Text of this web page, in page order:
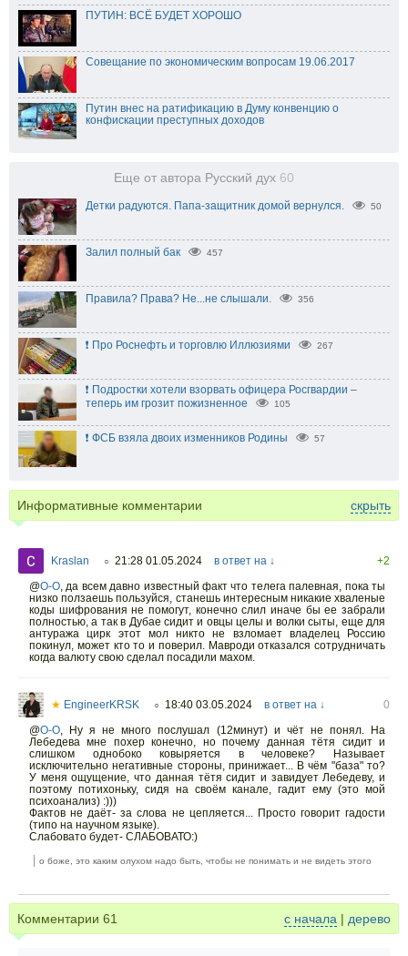
ПУТИН: ВСЁ БУДЕТ ХОРОШО
Совещание по экономическим вопросам 19.06.2017
Путин внес на ратификацию в Думу конвенцию о
конфискации преступных доходов
Еще от автора Русский дух 60
Детки радуются. Папа-защитник домой вернулся. 50
Залил полный бак⁠ 457
Правила? Права? Не...не слышали. 356
❗️ Про Роснефть и торговлю Иллюзиями⁠⁠ 267
❗️ Подростки хотели взорвать офицера Росгвардии –
теперь им грозит пожизненное
105
❗️ ФСБ взяла двоих изменников Родины 57
Информативные комментарии скрыть
Kraslan ○ 21:28 01.05.2024 в ответ на ↓
+2
@O-O, да всем давно известный факт что телега палевная, пока ты
низко ползаешь пользуйся, станешь интересным никакие хваленые
коды шифрования не помогут, конечно слил иначе бы ее забрали
полностью, а так в Дубае сидит и овцы целы и волки сыты, еще для
антуража цирк этот мол никто не взломает владелец Россию
покинул, может кто то и поверил. Мавроди отказался сотрудничать
когда валюту свою сделал посадили махом.
★ EngineerKRSK ○ 18:40 03.05.2024 в ответ на ↓
0
@O-O, Ну я не много послушал (12минут) и чёт не понял. На
Лебедева мне похер конечно, но почему данная тётя сидит и
слишком однобоко ковыряется в человеке? Называет
исключительно негативные стороны, принижает... В чём "база" то?
У меня ощущение, что данная тётя сидит и завидует Лебедеву, и
поэтому потихоньку, сидя на своём канале, гадит ему (это мой
психоанализ) :)))
Фактов не даёт- за слова не цепляется... Просто говорит гадости
(типо на научном языке).
Слабовато будет- СЛАБОВАТО:)
о боже, это каким олухом надо быть, чтобы не понимать и не видеть этого
Комментарии 61 с начала | дерево